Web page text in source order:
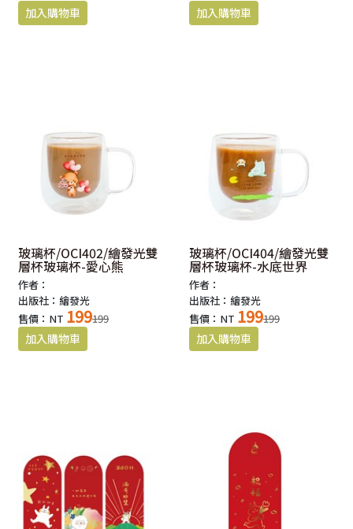
玻璃杯/OCI402/繪發光雙
層杯玻璃杯-愛心熊
作者：
出版社：繪發光
售價：NT 199199
玻璃杯/OCI404/繪發光雙
層杯玻璃杯-水底世界
作者：
出版社：繪發光
售價：NT 199199